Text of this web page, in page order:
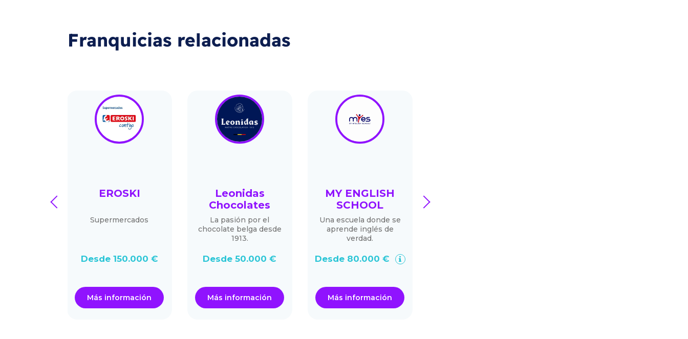
Franquicias relacionadas
EROSKI
Supermercados
Desde 150.000 €
Más información
Leonidas
Chocolates
La pasión por el
chocolate belga desde
1913.
Desde 50.000 €
Más información
MY ENGLISH
SCHOOL
Una escuela donde se
aprende inglés de
verdad.
Desde 80.000 €
Más información
prev next